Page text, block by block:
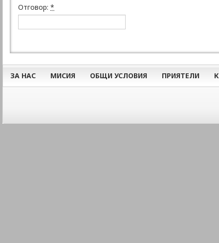
Отговор: *
ЗА НАС МИСИЯ ОБЩИ УСЛОВИЯ ПРИЯТЕЛИ